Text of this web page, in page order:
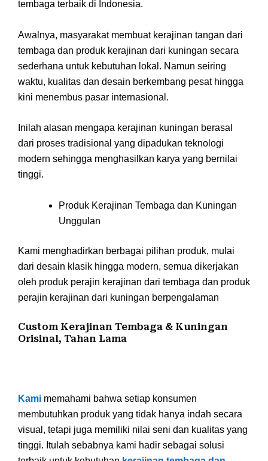
tembaga terbaik di Indonesia.
Awalnya, masyarakat membuat kerajinan tangan dari
tembaga dan produk kerajinan dari kuningan secara
sederhana untuk kebutuhan lokal. Namun seiring
waktu, kualitas dan desain berkembang pesat hingga
kini menembus pasar internasional.
Inilah alasan mengapa kerajinan kuningan berasal
dari proses tradisional yang dipadukan teknologi
modern sehingga menghasilkan karya yang bernilai
tinggi.
Produk Kerajinan Tembaga dan Kuningan
Unggulan
Kami menghadirkan berbagai pilihan produk, mulai
dari desain klasik hingga modern, semua dikerjakan
oleh produk perajin kerajinan dari tembaga dan produk
perajin kerajinan dari kuningan berpengalaman
Custom Kerajinan Tembaga & Kuningan
Orisinal, Tahan Lama
Kami memahami bahwa setiap konsumen
membutuhkan produk yang tidak hanya indah secara
visual, tetapi juga memiliki nilai seni dan kualitas yang
tinggi. Itulah sebabnya kami hadir sebagai solusi